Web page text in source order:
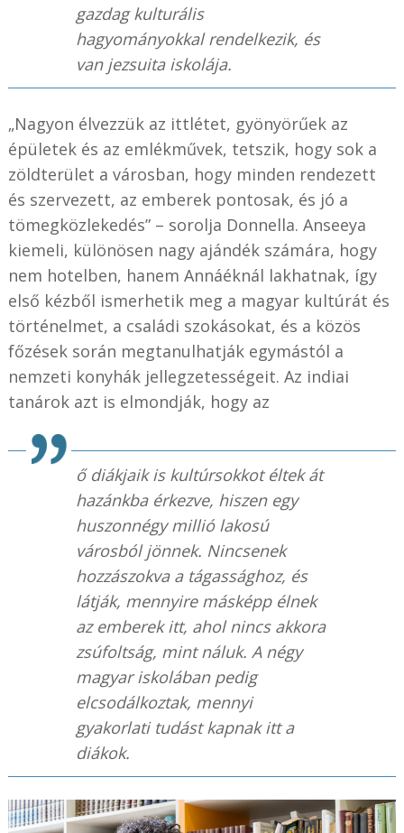
gazdag kulturális
hagyományokkal rendelkezik, és
van jezsuita iskolája.
„Nagyon élvezzük az ittlétet, gyönyörűek az
épületek és az emlékművek, tetszik, hogy sok a
zöldterület a városban, hogy minden rendezett
és szervezett, az emberek pontosak, és jó a
tömegközlekedés” – sorolja Donnella. Anseeya
kiemeli, különösen nagy ajándék számára, hogy
nem hotelben, hanem Annáéknál lakhatnak, így
első kézből ismerhetik meg a magyar kultúrát és
történelmet, a családi szokásokat, és a közös
főzések során megtanulhatják egymástól a
nemzeti konyhák jellegzetességeit. Az indiai
tanárok azt is elmondják, hogy az
ő diákjaik is kultúrsokkot éltek át
hazánkba érkezve, hiszen egy
huszonnégy millió lakosú
városból jönnek. Nincsenek
hozzászokva a tágassághoz, és
látják, mennyire másképp élnek
az emberek itt, ahol nincs akkora
zsúfoltság, mint náluk. A négy
magyar iskolában pedig
elcsodálkoztak, mennyi
gyakorlati tudást kapnak itt a
diákok.